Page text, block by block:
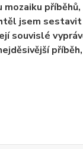
jsem
souvislé